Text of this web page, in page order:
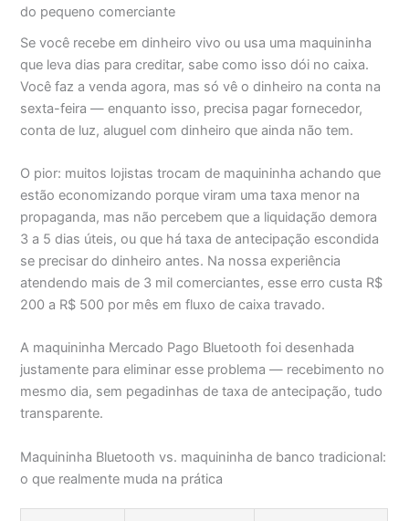
do pequeno comerciante
Se você recebe em dinheiro vivo ou usa uma maquininha
que leva dias para creditar, sabe como isso dói no caixa.
Você faz a venda agora, mas só vê o dinheiro na conta na
sexta-feira — enquanto isso, precisa pagar fornecedor,
conta de luz, aluguel com dinheiro que ainda não tem.
O pior: muitos lojistas trocam de maquininha achando que
estão economizando porque viram uma taxa menor na
propaganda, mas não percebem que a liquidação demora
3 a 5 dias úteis, ou que há taxa de antecipação escondida
se precisar do dinheiro antes. Na nossa experiência
atendendo mais de 3 mil comerciantes, esse erro custa R$
200 a R$ 500 por mês em fluxo de caixa travado.
A maquininha Mercado Pago Bluetooth foi desenhada
justamente para eliminar esse problema — recebimento no
mesmo dia, sem pegadinhas de taxa de antecipação, tudo
transparente.
Maquininha Bluetooth vs. maquininha de banco tradicional:
o que realmente muda na prática